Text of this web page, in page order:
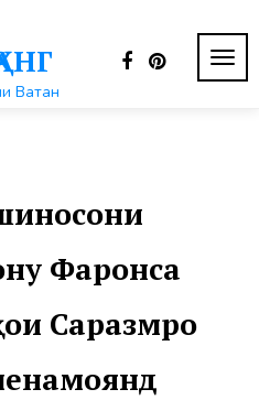
Ватан
Фаронса
Саразмро